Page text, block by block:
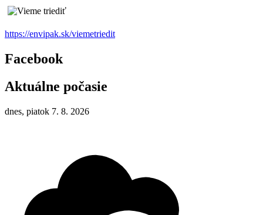
https://envipak.sk/viemetriedit
Facebook
Aktuálne počasie
dnes, piatok 7. 8. 2026